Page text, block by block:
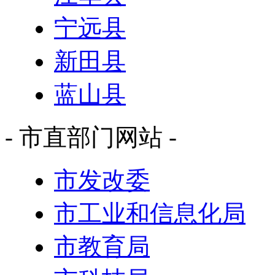
江华县
宁远县
新田县
蓝山县
- 市直部门网站 -
市发改委
市工业和信息化局
市教育局